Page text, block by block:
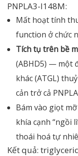
PNPLA3-I148M:
Mất hoạt tính
function ở chức
Tích tụ trên bề
(ABHD5) — một
khác (ATGL)
cản trở cả
Bám vào giọt
khía cạnh “ngồi
thoái hoá tự
Kết quả: